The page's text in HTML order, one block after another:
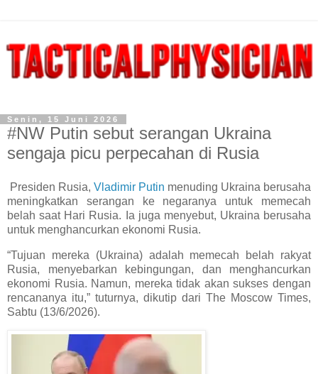
Senin, 15 Juni 2026
#NW Putin sebut serangan Ukraina
sengaja picu perpecahan di Rusia
Presiden Rusia, Vladimir Putin menuding Ukraina berusaha
meningkatkan serangan ke negaranya untuk memecah
belah saat Hari Rusia. Ia juga menyebut, Ukraina berusaha
untuk menghancurkan ekonomi Rusia.
“Tujuan mereka (Ukraina) adalah memecah belah rakyat
Rusia, menyebarkan kebingungan, dan menghancurkan
ekonomi Rusia. Namun, mereka tidak akan sukses dengan
rencananya itu,” tuturnya, dikutip dari The Moscow Times,
Sabtu (13/6/2026).